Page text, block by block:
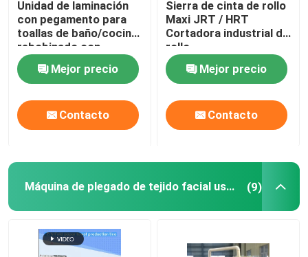
Unidad de laminación
con pegamento para
toallas de baño/cocina,
rebobinado con
pantalla táctil
Mejor precio
Contacto
Sierra de cinta de rollo
Maxi JRT / HRT
Cortadora industrial de
rollo
Mejor precio
Contacto
Máquina de plegado de tejido facial usada (9)